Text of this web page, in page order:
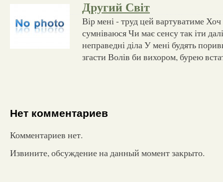
Другий Світ
Вір мені - труд цей вартуватиме Хоч
сумніваюся Чи має сенсу так іти
неправедні діла У мені будять
згасти Волів би вихором, бурею
Нет комментариев
Комментариев нет.
Извините, обсуждение на данный момент закрыто.